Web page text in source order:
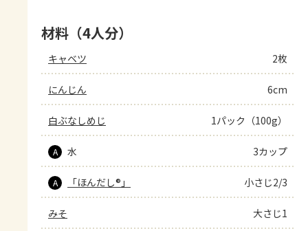
材料（4人分）
キャベツ 2枚
にんじん 6cm
白ぶなしめじ 1パック（100g）
A 水 3カップ
A 「ほんだし®」 小さじ2/3
みそ 大さじ1